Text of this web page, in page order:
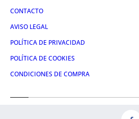
CONTACTO
AVISO LEGAL
POLÍTICA DE PRIVACIDAD
POLÍTICA DE COOKIES
CONDICIONES DE COMPRA